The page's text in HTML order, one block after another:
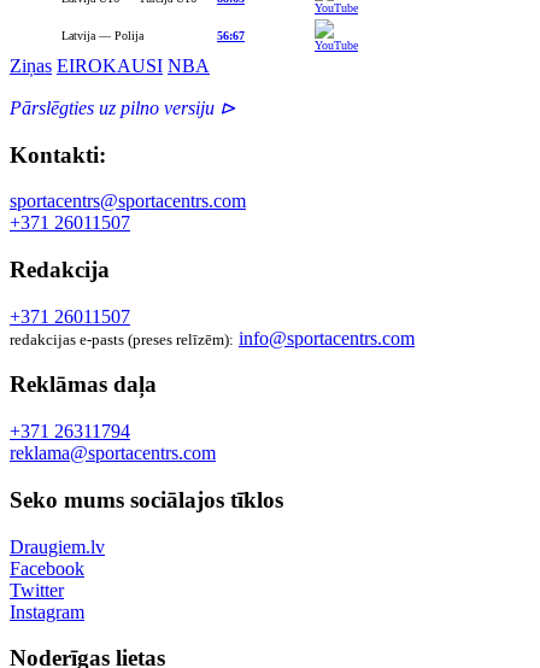
Latvija — Polija 56:67
Ziņas EIROKAUSI NBA
Pārslēgties uz pilno versiju ⊳
Kontakti:
sportacentrs@sportacentrs.com
+371 26011507
Redakcija
+371 26011507
redakcijas e-pasts (preses relīzēm): info@sportacentrs.com
Reklāmas daļa
+371 26311794
reklama@sportacentrs.com
Seko mums sociālajos tīklos
Draugiem.lv
Facebook
Twitter
Instagram
Noderīgas lietas